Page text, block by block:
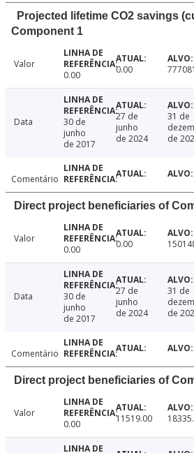
Projected lifetime CO2 savings
Component 1
Valor
0.00
0.00
Data
30 de
junho
de 2017
27 de
junho
de 2024
31 de
de
Comentário
Direct project beneficiaries of
Valor
0.00
0.00
Data
30 de
junho
de 2017
27 de
junho
de 2024
31 de
de
Comentário
Direct project beneficiaries of
Valor
0.00
11519.00